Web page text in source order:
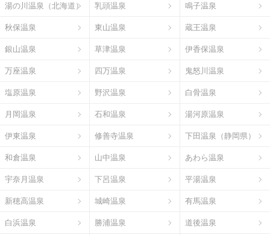
湯の川温泉（北海道） 乳頭温泉 鳴子温泉
秋保温泉 東山温泉 蔵王温泉
銀山温泉 草津温泉 伊香保温泉
万座温泉 四万温泉 鬼怒川温泉
塩原温泉 野沢温泉 白骨温泉
月岡温泉 石和温泉 湯河原温泉
伊東温泉 修善寺温泉 下田温泉（静岡県）
和倉温泉 山中温泉 あわら温泉
宇奈月温泉 下呂温泉 平湯温泉
新穂高温泉 城崎温泉 有馬温泉
白浜温泉 勝浦温泉 道後温泉